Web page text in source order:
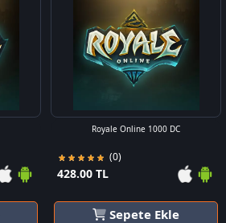
Royale Online 1000 DC
(0)
428.00 TL
Sepete Ekle